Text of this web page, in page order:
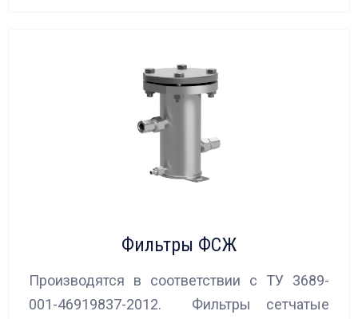
Фильтры ФСЖ
Производятся в соответствии с ТУ 3689-
001-46919837-2012. Фильтры сетчатые